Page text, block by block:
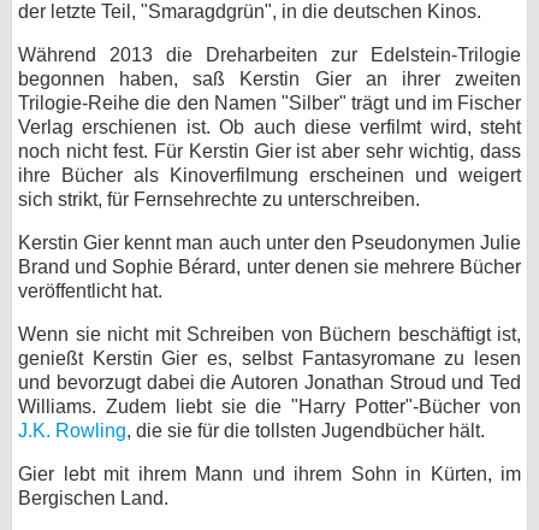
der letzte Teil, "Smaragdgrün", in die deutschen Kinos.
Während 2013 die Dreharbeiten zur Edelstein-Trilogie
begonnen haben, saß Kerstin Gier an ihrer zweiten
Trilogie-Reihe die den Namen "Silber" trägt und im Fischer
Verlag erschienen ist. Ob auch diese verfilmt wird, steht
noch nicht fest. Für Kerstin Gier ist aber sehr wichtig, dass
ihre Bücher als Kinoverfilmung erscheinen und weigert
sich strikt, für Fernsehrechte zu unterschreiben.
Kerstin Gier kennt man auch unter den Pseudonymen Julie
Brand und Sophie Bérard, unter denen sie mehrere Bücher
veröffentlicht hat.
Wenn sie nicht mit Schreiben von Büchern beschäftigt ist,
genießt Kerstin Gier es, selbst Fantasyromane zu lesen
und bevorzugt dabei die Autoren Jonathan Stroud und Ted
Williams. Zudem liebt sie die "Harry Potter"-Bücher von
J.K. Rowling, die sie für die tollsten Jugendbücher hält.
Gier lebt mit ihrem Mann und ihrem Sohn in Kürten, im
Bergischen Land.